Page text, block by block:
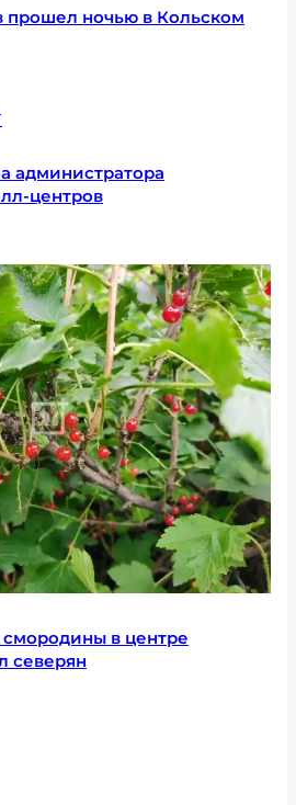
ночью в Кольском
администратора
центров
в центре
северян